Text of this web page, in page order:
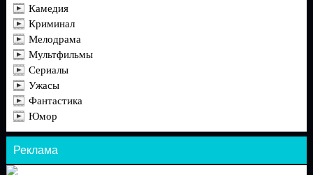
Камедия
Криминал
Мелодрама
Мультфильмы
Сериалы
Ужасы
Фантастика
Юмор
Реклама